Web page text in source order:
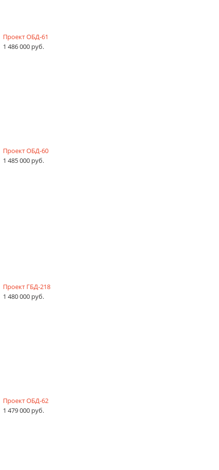
Проект ОБД-61
1 486 000 руб.
Проект ОБД-60
1 485 000 руб.
Проект ГБД-218
1 480 000 руб.
Проект ОБД-62
1 479 000 руб.